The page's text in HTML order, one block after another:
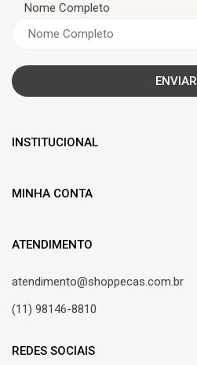
Nome Completo
ENVIAR
INSTITUCIONAL
Central de atendimento
MINHA CONTA
Meus Pedidos
Lista de Desejos
ATENDIMENTO
atendimento@shoppecas.com.br
(11) 98146-8810
REDES SOCIAIS